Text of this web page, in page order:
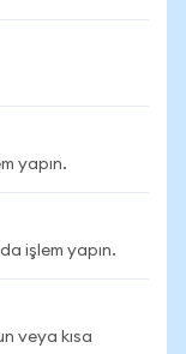
yapın.
işlem yapın.
veya kısa